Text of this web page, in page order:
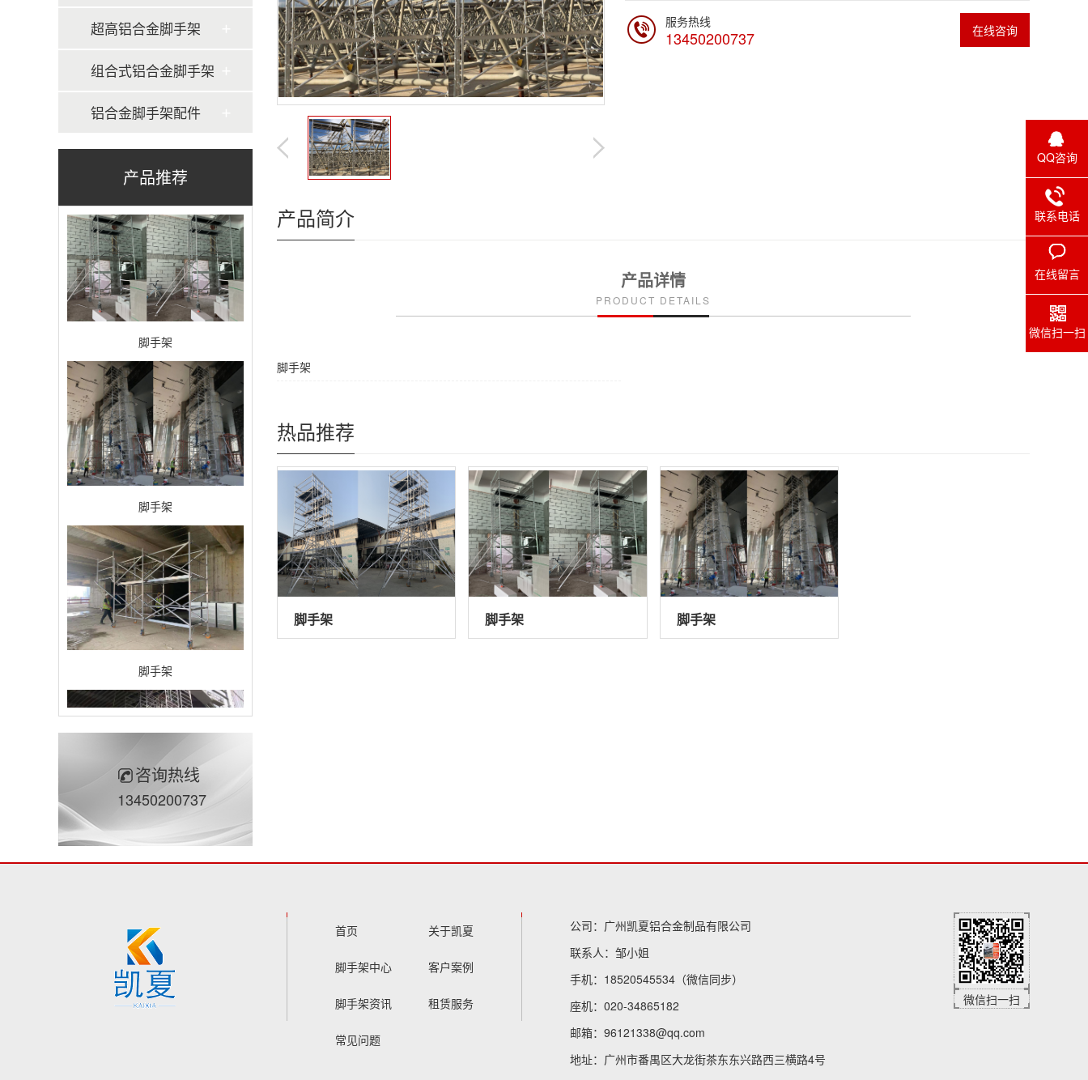
超高铝合金脚手架
组合式铝合金脚手架
铝合金脚手架配件
产品推荐
脚手架
咨询热线
13450200737
在线咨询
服务热线
13450200737
产品简介
产品详情
PRODUCT DETAILS
脚手架
热品推荐
脚手架 脚手架 脚手架
首页 关于凯夏
脚手架中心 客户案例
脚手架资讯 租赁服务
常见问题
公司：广州凯夏铝合金制品有限公司
联系人：邹小姐
手机：18520545534（微信同步）
座机：020-34865182
邮箱： 96121338@qq.com
地址：广州市番禺区大龙街茶东东兴路西三横路4号
微信扫一扫
QQ咨询
联系电话
在线留言
微信扫一扫